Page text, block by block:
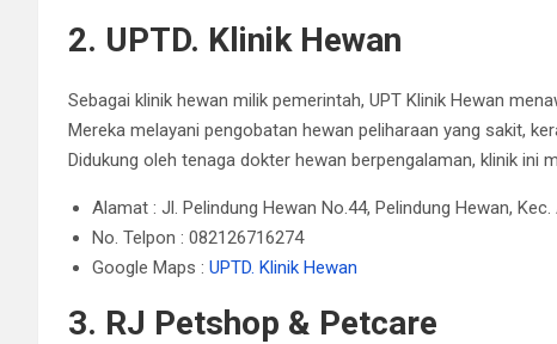
2. UPTD. Klinik Hewan
Sebagai klinik hewan milik pemerintah, UPT Klinik Hewan
Mereka melayani pengobatan hewan peliharaan yang sakit,
Didukung oleh tenaga dokter hewan berpengalaman, klinik ini
Alamat : Jl. Pelindung Hewan No.44, Pelindung Hewan,
No. Telpon : 082126716274
Google Maps : UPTD. Klinik Hewan
3. RJ Petshop & Petcare